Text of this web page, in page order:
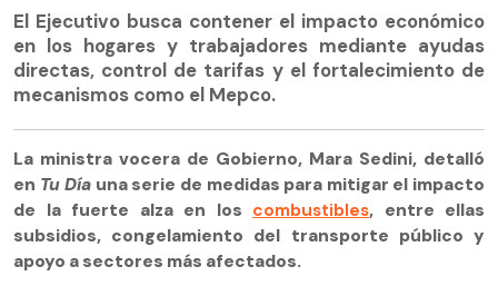
El Ejecutivo busca contener el impacto económico
en los hogares y trabajadores mediante ayudas
directas, control de tarifas y el fortalecimiento de
mecanismos como el Mepco.
La ministra vocera de Gobierno, Mara Sedini, detalló
en Tu Día una serie de medidas para mitigar el impacto
de la fuerte alza en los combustibles, entre ellas
subsidios, congelamiento del transporte público y
apoyo a sectores más afectados.